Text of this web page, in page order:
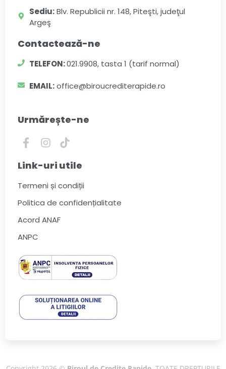
Sediu:Blv. Republicii nr. 148, Piteşti, judeţul
Argeş
Contactează-ne
TELEFON:021.9908, tasta 1 (tarif normal)
EMAIL:office@biroucrediterapide.ro
Urmărește-ne
Link-uri utile
Termeni și condiții
Politica de confidențialitate
Acord ANAF
ANPC